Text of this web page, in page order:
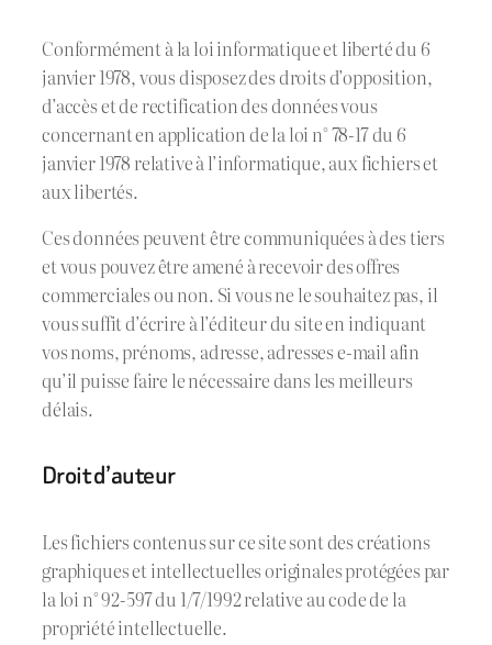
Conformément à la loi informatique et liberté du 6
janvier 1978, vous disposez des droits d’opposition,
d’accès et de rectification des données vous
concernant en application de la loi n° 78-17 du 6
janvier 1978 relative à l’informatique, aux fichiers et
aux libertés.
Ces données peuvent être communiquées à des tiers
et vous pouvez être amené à recevoir des offres
commerciales ou non. Si vous ne le souhaitez pas, il
vous suffit d’écrire à l’éditeur du site en indiquant
vos noms, prénoms, adresse, adresses e-mail afin
qu’il puisse faire le nécessaire dans les meilleurs
délais.
Droit d’auteur
Les fichiers contenus sur ce site sont des créations
graphiques et intellectuelles originales protégées par
la loi n° 92-597 du 1/7/1992 relative au code de la
propriété intellectuelle.